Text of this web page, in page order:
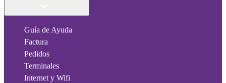
Guía de Ayuda
Factura
Pedidos
Terminales
Internet y Wifi